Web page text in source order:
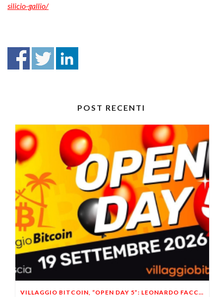
silicio-gallio/
POST RECENTI
VILLAGGIO BITCOIN, “OPEN DAY 5”: LEONARDO FACCO OSPITE A BRESCIA